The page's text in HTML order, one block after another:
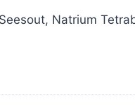
Natrium